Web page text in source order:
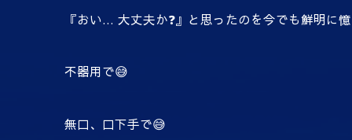
『おい… 大丈夫か❓』と思ったのを今でも鮮明に
不器用で😅
無口、口下手で😅